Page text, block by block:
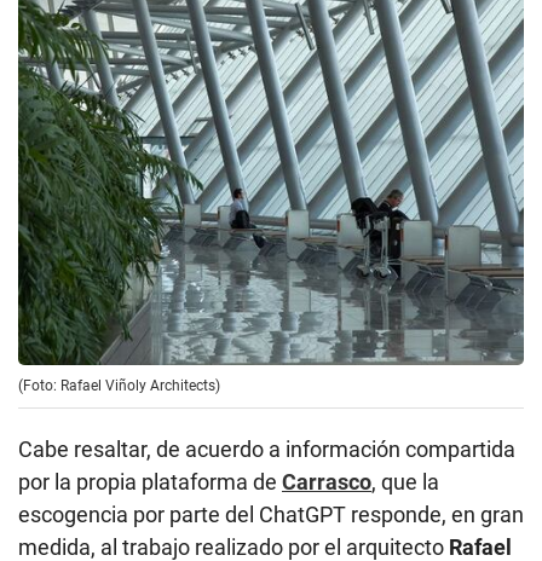
(Foto: Rafael Viñoly Architects)
Cabe resaltar, de acuerdo a información compartida
por la propia plataforma de Carrasco, que la
escogencia por parte del ChatGPT responde, en gran
medida, al trabajo realizado por el arquitecto Rafael